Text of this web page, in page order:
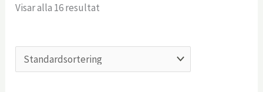
Visar alla 16 resultat